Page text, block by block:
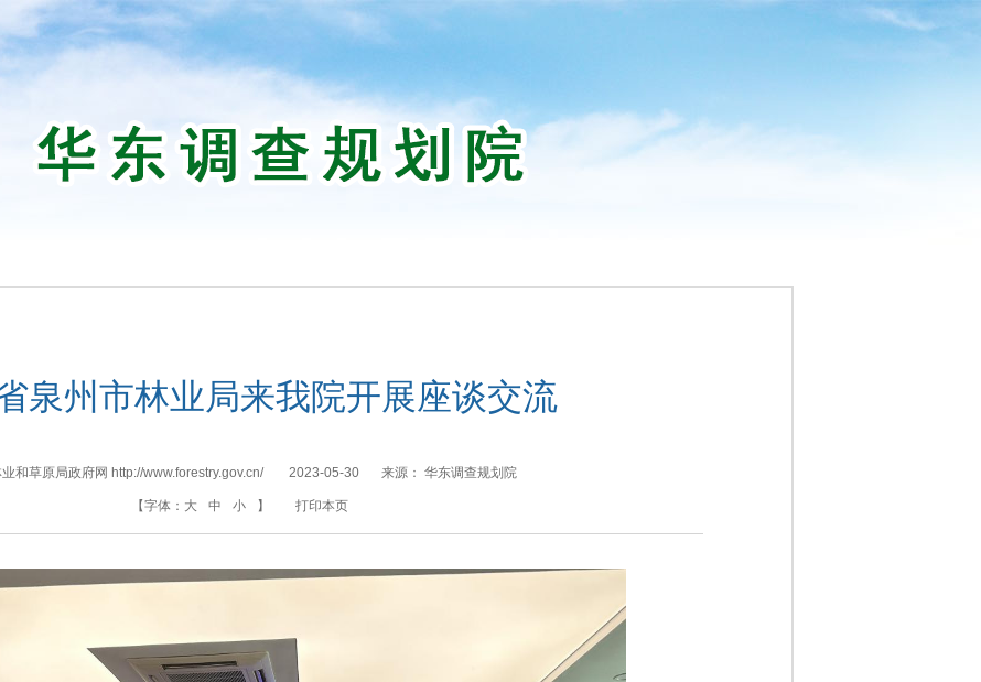
泉州市林业局来我院开展座谈交流
业和草原局政府网 http://www.forestry.gov.cn/ 2023-05-30 来源： 华东调查规划院
【字体： 大 中 小 】 打印本页